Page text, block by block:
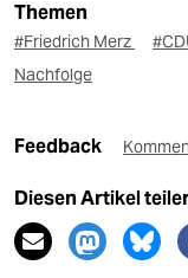
Themen
#Friedrich Merz
Nachfolge
Feedback
Diesen Artikel